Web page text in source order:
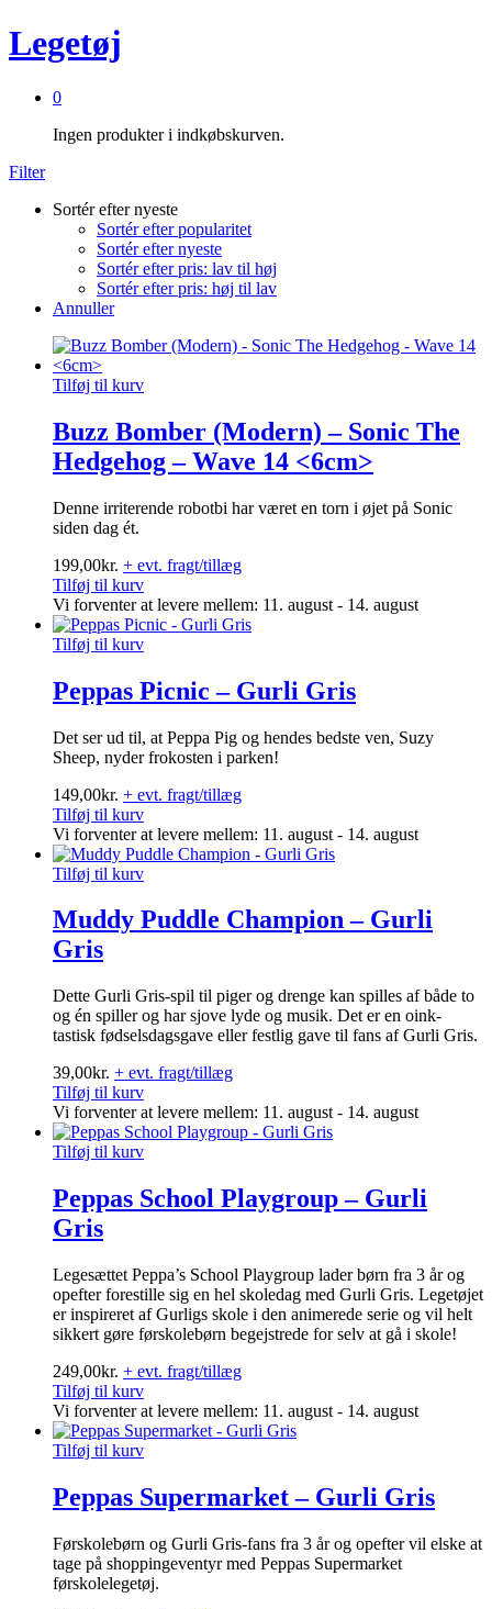
Legetøj
0
Ingen produkter i indkøbskurven.
Filter
Sortér efter nyeste
Sortér efter popularitet
Sortér efter nyeste
Sortér efter pris: lav til høj
Sortér efter pris: høj til lav
Annuller
Tilføj til kurv
Buzz Bomber (Modern) – Sonic The
Hedgehog – Wave 14 <6cm>
Denne irriterende robotbi har været en torn i øjet på Sonic
siden dag ét.
199,00kr. + evt. fragt/tillæg
Tilføj til kurv
Vi forventer at levere mellem: 11. august - 14. august
Tilføj til kurv
Peppas Picnic – Gurli Gris
Det ser ud til, at Peppa Pig og hendes bedste ven, Suzy
Sheep, nyder frokosten i parken!
149,00kr. + evt. fragt/tillæg
Tilføj til kurv
Vi forventer at levere mellem: 11. august - 14. august
Tilføj til kurv
Muddy Puddle Champion – Gurli
Gris
Dette Gurli Gris-spil til piger og drenge kan spilles af både to
og én spiller og har sjove lyde og musik. Det er en oink-
tastisk fødselsdagsgave eller festlig gave til fans af Gurli Gris.
39,00kr. + evt. fragt/tillæg
Tilføj til kurv
Vi forventer at levere mellem: 11. august - 14. august
Tilføj til kurv
Peppas School Playgroup – Gurli
Gris
Legesættet Peppa’s School Playgroup lader børn fra 3 år og
opefter forestille sig en hel skoledag med Gurli Gris. Legetøjet
er inspireret af Gurligs skole i den animerede serie og vil helt
sikkert gøre førskolebørn begejstrede for selv at gå i skole!
249,00kr. + evt. fragt/tillæg
Tilføj til kurv
Vi forventer at levere mellem: 11. august - 14. august
Tilføj til kurv
Peppas Supermarket – Gurli Gris
Førskolebørn og Gurli Gris-fans fra 3 år og opefter vil elske at
tage på shoppingeventyr med Peppas Supermarket
førskolelegetøj.